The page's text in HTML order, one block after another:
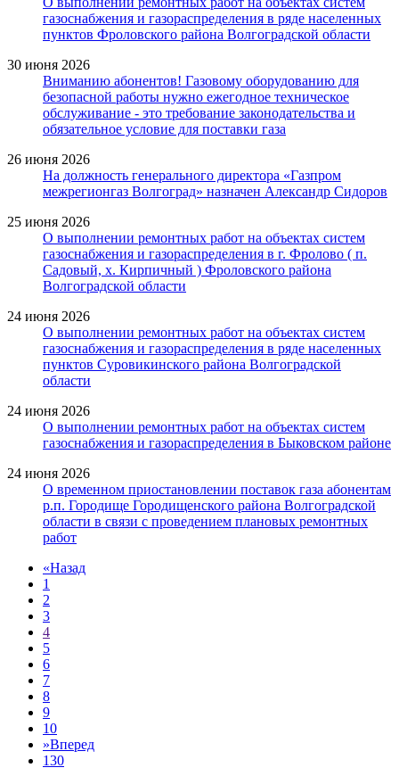
газоснабжения и газораспределения в ряде населенных
пунктов Фроловского района Волгоградской области
30 июня 2026
Вниманию абонентов! Газовому оборудованию для
безопасной работы нужно ежегодное техническое
обслуживание - это требование законодательства и
обязательное условие для поставки газа
26 июня 2026
На должность генерального директора «Газпром
межрегионгаз Волгоград» назначен Александр Сидоров
25 июня 2026
О выполнении ремонтных работ на объектах систем
газоснабжения и газораспределения в г. Фролово ( п.
Садовый, х. Кирпичный ) Фроловского района
Волгоградской области
24 июня 2026
О выполнении ремонтных работ на объектах систем
газоснабжения и газораспределения в ряде населенных
пунктов Суровикинского района Волгоградской
области
24 июня 2026
О выполнении ремонтных работ на объектах систем
газоснабжения и газораспределения в Быковском районе
24 июня 2026
О временном приостановлении поставок газа абонентам
р.п. Городище Городищенского района Волгоградской
области в связи с проведением плановых ремонтных
работ
«Назад
1
2
3
4
5
6
7
8
9
10
»Вперед
130